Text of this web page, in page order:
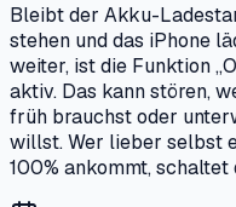
Bleibt der Akku-
stehen und das iPhone
weiter, ist die Funktion
aktiv. Das kann stören,
früh brauchst oder
willst. Wer lieber selbst
100% ankommt,